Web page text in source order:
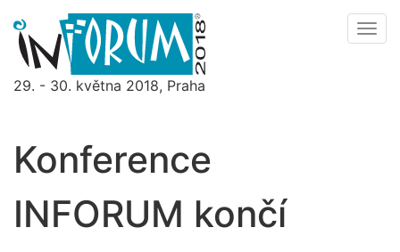
29. - 30. května 2018, Praha
Konference
INFORUM končí